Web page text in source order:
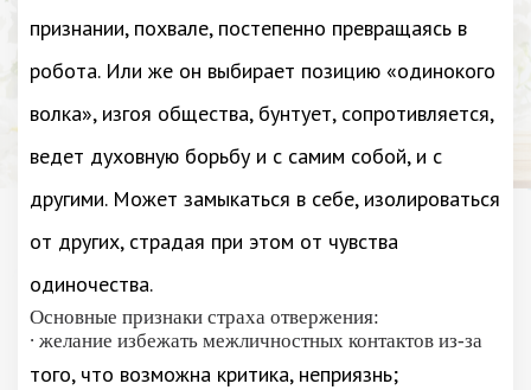
признании, похвале, постепенно превращаясь в
робота. Или же он выбирает позицию «одинокого
волка», изгоя общества, бунтует, сопротивляется,
ведет духовную борьбу и с самим собой, и с
другими. Может замыкаться в себе, изолироваться
от других, страдая при этом от чувства
одиночества.
Основные признаки страха отвержения:
∙ желание избежать межличностных контактов из-за
того, что возможна критика, неприязнь;